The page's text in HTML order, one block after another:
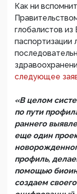
Как ни
глобалистов
паспортизации
следующее
«В целом
по пути
раннего
еще один
профиль,
помощью
создаем